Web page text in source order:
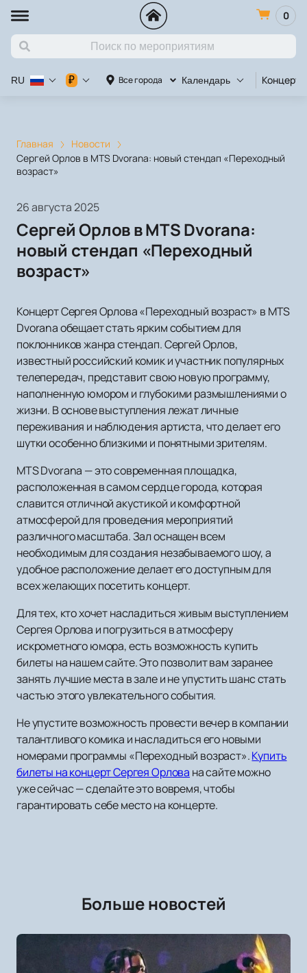
0
Все города Календарь Концерт
RU ₽
Главная
Новости
Сергей Орлов в MTS Dvorana: новый стендап «Переходный
возраст»
26 августа 2025
Сергей Орлов в MTS Dvorana:
новый стендап «Переходный
возраст»
Концерт Сергея Орлова «Переходный возраст» в MTS
Dvorana обещает стать ярким событием для
поклонников жанра стендап. Сергей Орлов,
известный российский комик и участник популярных
телепередач, представит свою новую программу,
наполненную юмором и глубокими размышлениями о
жизни. В основе выступления лежат личные
переживания и наблюдения артиста, что делает его
шутки особенно близкими и понятными зрителям.
MTS Dvorana — это современная площадка,
расположенная в самом сердце города, которая
славится отличной акустикой и комфортной
атмосферой для проведения мероприятий
различного масштаба. Зал оснащен всем
необходимым для создания незабываемого шоу, а
удобное расположение делает его доступным для
всех желающих посетить концерт.
Для тех, кто хочет насладиться живым выступлением
Сергея Орлова и погрузиться в атмосферу
искрометного юмора, есть возможность купить
билеты на нашем сайте. Это позволит вам заранее
занять лучшие места в зале и не упустить шанс стать
частью этого увлекательного события.
Не упустите возможность провести вечер в компании
талантливого комика и насладиться его новыми
номерами программы «Переходный возраст».Купить
билеты на концерт Сергея Орлова на сайте можно
уже сейчас — сделайте это вовремя, чтобы
гарантировать себе место на концерте.
Больше новостей